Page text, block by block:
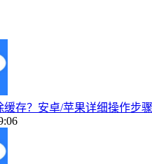
缓存？安卓/苹果详细操作步骤